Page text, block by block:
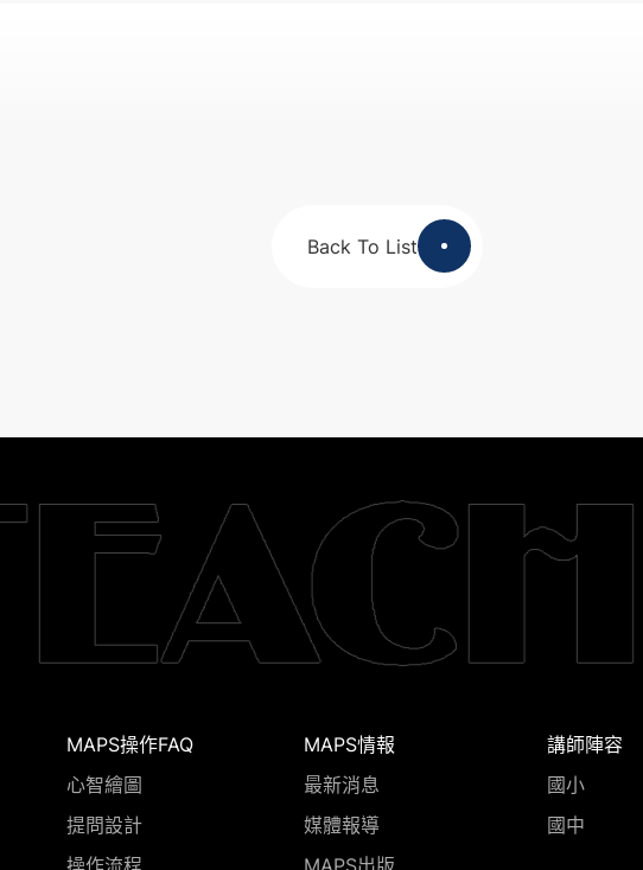
Back To List
MAPS操作FAQ
心智繪圖
提問設計
操作流程
MAPS情報
最新消息
媒體報導
MAPS出版
講師陣容
國小
國中